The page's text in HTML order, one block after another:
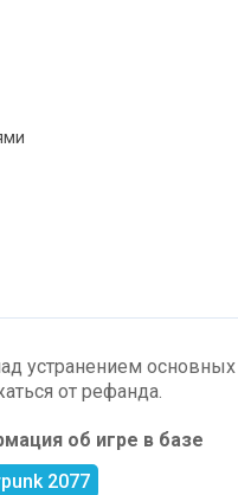
устранением
от рефанда.
об игре в базе
2077